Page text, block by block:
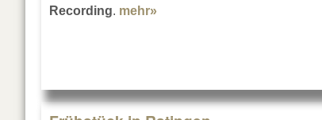
Recording. mehr»